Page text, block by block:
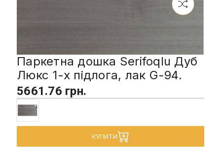
Паркетна дошка Serifoqlu Дуб
Люкс 1-х підлога, лак G-94.
5661.76 грн.
КУПИТИ